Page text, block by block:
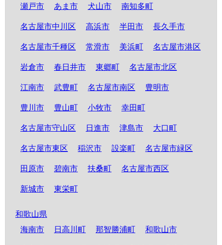
瀬戸市 あま市 犬山市 南知多町
名古屋市中川区 高浜市 半田市 長久手市
名古屋市千種区 常滑市 美浜町 名古屋市港区
岩倉市 春日井市 東郷町 名古屋市北区
江南市 武豊町 名古屋市南区 豊明市
豊川市 豊山町 小牧市 幸田町
名古屋市守山区 日進市 津島市 大口町
名古屋市東区 稲沢市 設楽町 名古屋市緑区
田原市 碧南市 扶桑町 名古屋市西区
新城市 東栄町
和歌山県
海南市
日高川町 那智勝浦町 和歌山市